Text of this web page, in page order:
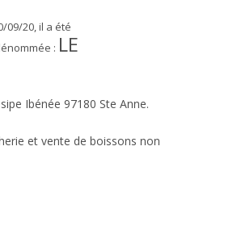
09/20, il a été
: LE
Ibénée 97180 Ste Anne.
et vente de boissons non